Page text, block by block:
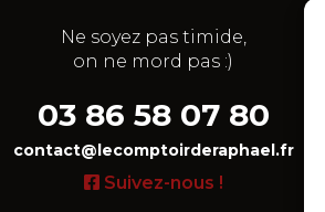
Ne soyez pas timide,
on ne mord pas :)
03 86 58 07 80
contact@lecomptoirderaphael.fr
Suivez-nous !